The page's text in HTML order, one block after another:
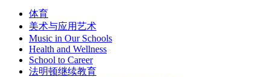
体育
美术与应用艺术
Music in Our Schools
Health and Wellness
School to Career
法明顿继续教育